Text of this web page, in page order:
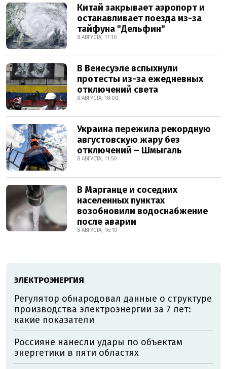
Китай закрывает аэропорт и
останавливает поезда из-за
тайфуна "Дельфин"
8 АВГУСТА, 17:10
В Венесуэле вспыхнули
протесты из-за ежедневных
отключений света
8 АВГУСТА, 18:00
Украина пережила рекордную
августовскую жару без
отключений – Шмыгаль
8 АВГУСТА, 11:50
В Марганце и соседних
населенных пунктах
возобновили водоснабжение
после аварии
8 АВГУСТА, 16:10
ЭЛЕКТРОЭНЕРГИЯ
Регулятор обнародовал данные о структуре
производства электроэнергии за 7 лет:
какие показатели
Россияне нанесли удары по объектам
энергетики в пяти областях